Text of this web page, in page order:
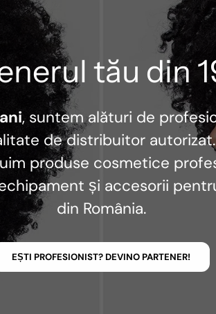
tău din
, suntem alături de
de distribuitor
produse cosmetice
și accesorii
din România.
EȘTI PROFESIONIST? DEVINO PARTENER!